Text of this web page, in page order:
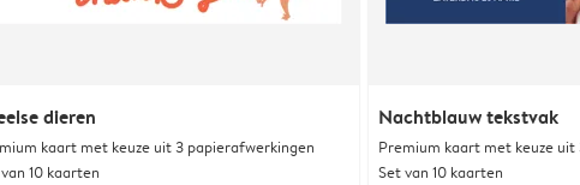
dieren
kaart met keuze uit 3 papierafwerkingen
10 kaarten
Nachtblauw tekstvak
Premium kaart met keuze
Set van 10 kaarten